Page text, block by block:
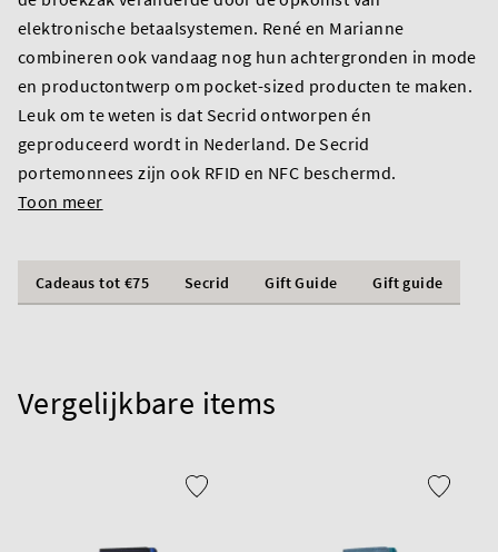
elektronische betaalsystemen. René en Marianne
combineren ook vandaag nog hun achtergronden in mode
en productontwerp om pocket-sized producten te maken.
Leuk om te weten is dat Secrid ontworpen én
geproduceerd wordt in Nederland. De Secrid
portemonnees zijn ook RFID en NFC beschermd.
Toon meer
Cadeaus tot €75 Secrid Gift Guide Gift guide
Vergelijkbare items